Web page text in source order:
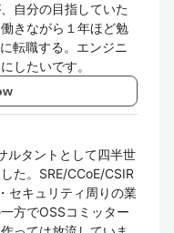
自分の目指していた
きながら１年ほど勉
転職する。エンジニ
したいです。
タントとして四半世
た。SRE/CCoE/CSIR
セキュリティ周りの業
方でOSSコミッター